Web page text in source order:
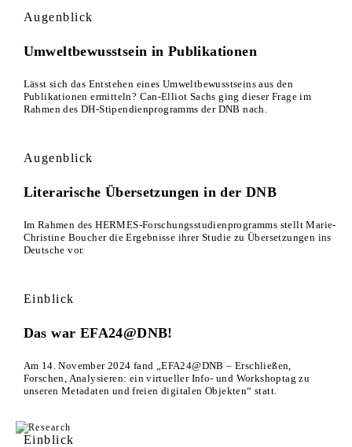
Augenblick
Umweltbewusstsein in Publikationen
Lässt sich das Entstehen eines Umweltbewusstseins aus den
Publikationen ermitteln? Can-Elliot Sachs ging dieser Frage im
Rahmen des DH-Stipendienprogramms der DNB nach.
Augenblick
Literarische Übersetzungen in der DNB
Im Rahmen des HERMES-Forschungsstudienprogramms stellt Marie-
Christine Boucher die Ergebnisse ihrer Studie zu Übersetzungen ins
Deutsche vor.
Einblick
Das war EFA24@DNB!
Am 14. November 2024 fand „EFA24@DNB – Erschließen,
Forschen, Analysieren: ein virtueller Info- und Workshoptag zu
unseren Metadaten und freien digitalen Objekten“ statt.
Einblick